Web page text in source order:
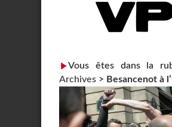
Vous êtes dans la
Archives > Besancenot à